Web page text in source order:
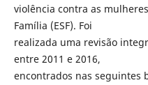
violência contra as
Família (ESF). Foi
realizada uma revisão
entre 2011 e 2016,
encontrados nas seguintes